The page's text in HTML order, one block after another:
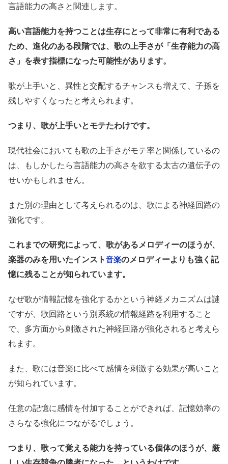
言語能力の高さと関連します。
高い言語能力を持つことは生存にとって非常に有利である
ため、進化のある段階では、歌の上手さが「生存能力の高
さ」を表す指標になった可能性があります。
歌が上手いと、異性と交配するチャンスも増えて、子孫を
残しやすくなったと考えられます。
つまり、歌が上手いとモテたわけです。
現代社会においても歌の上手さがモテ率と関係しているの
は、もしかしたら言語能力の高さを欲する太古の遺伝子の
せいかもしれません。
また別の理由として考えられるのは、歌による神経回路の
強化です。
これまでの研究によって、歌があるメロディーのほうが、
楽器のみを用いたインスト音楽のメロディーよりも強く記
憶に残ることが知られています。
なぜ歌が情報記憶を強化するかという神経メカニズムは謎
ですが、歌回路という別系統の情報経路を利用すること
で、多方面から刺激された神経回路が強化されると考えら
れます。
また、歌には音楽に比べて感情を刺激する効果が高いこと
が知られています。
任意の記憶に感情を付加することができれば、記憶効率の
さらなる強化につながるでしょう。
つまり、歌って覚える能力を持っている個体のほうが、厳